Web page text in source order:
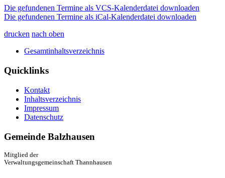
Die gefundenen Termine als VCS-Kalenderdatei downloaden
Die gefundenen Termine als iCal-Kalenderdatei downloaden
drucken nach oben
Gesamtinhaltsverzeichnis
Quicklinks
Kontakt
Inhaltsverzeichnis
Impressum
Datenschutz
Gemeinde Balzhausen
Mitglied der
Verwaltungsgemeinschaft Thannhausen